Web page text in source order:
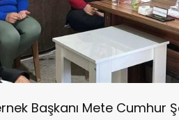
Başkanı Mete Cumhur